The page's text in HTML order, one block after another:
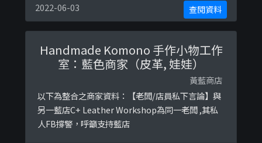
話, 唔好用！ Gogovan創辦人鄧權威為著名鄉黑鄧
勵東之子, 大鄧生當年是小桃園飯局的座上客。
Gogovan與二人的黑幫業務亦曾被蘋果日報報導。
資料來源：https://hk.finance. ...
2022-06-03 查閱資料
Handmade Komono 手作小物工作
室：藍色商家（皮革, 娃娃）
黃藍商店
以下為整合之商家資料：【老闆/店員私下言論】與
另一藍店C+ Leather Workshop為同一老闆 ,其私
人FB撐警，呼籲支持藍店